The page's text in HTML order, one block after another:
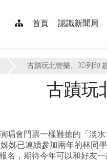
首頁 認識新聞局
古蹟玩北管樂、3D列印
古蹟玩
唱會門票一樣難搶的「淡
姊已連續參加兩年的林同
名，期待今年可以和好友